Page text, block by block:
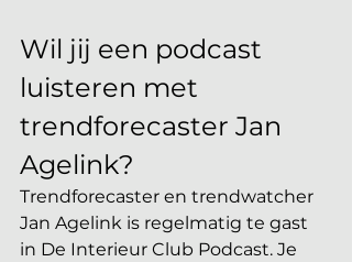
Wil jij een podcast
luisteren met
trendforecaster Jan
Agelink?
Trendforecaster en trendwatcher
Jan Agelink is regelmatig te gast
in De Interieur Club Podcast. Je